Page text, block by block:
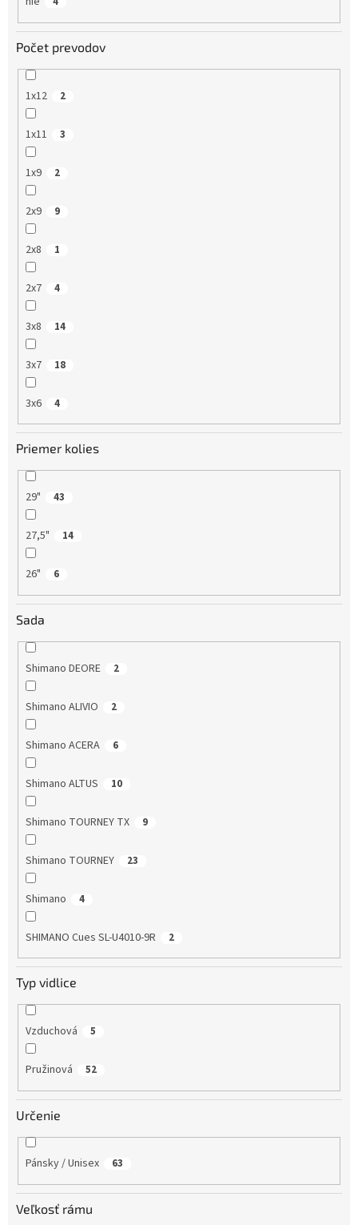
Počet prevodov
1x12 2
1x11 3
1x9 2
2x9 9
2x8 1
2x7 4
3x8 14
3x7 18
3x6 4
Priemer kolies
29" 43
27,5" 14
26" 6
Sada
Shimano DEORE 2
Shimano ALIVIO 2
Shimano ACERA 6
Shimano ALTUS 10
Shimano TOURNEY TX 9
Shimano TOURNEY 23
Shimano 4
SHIMANO Cues SL-U4010-9R 2
Typ vidlice
Vzduchová 5
Pružinová 52
Určenie
Pánsky / Unisex 63
Veľkosť rámu